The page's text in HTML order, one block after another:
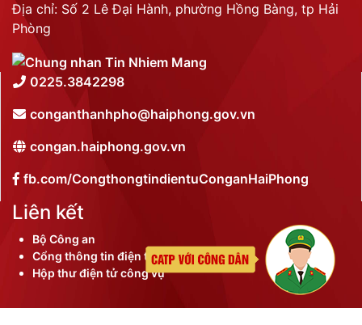
Địa chỉ: Số 2 Lê Đại Hành, phường Hồng Bàng, tp Hải
Phòng
0225.3842298
conganthanhpho@haiphong.gov.vn
congan.haiphong.gov.vn
fb.com/CongthongtindientuConganHaiPhong
Liên kết
Bộ Công an
Cổng thông tin điện tử thành phố
Hộp thư điện tử công vụ